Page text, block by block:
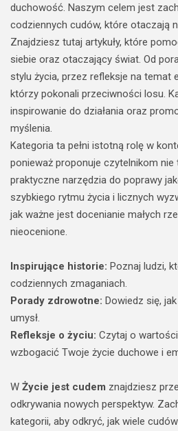
duchowość. Naszym celem jest
codziennych cudów, które otaczają
Znajdziesz tutaj artykuły, które
siebie oraz otaczający świat. Od
stylu życia, przez refleksje na temat
którzy pokonali przeciwności losu.
inspirowanie do działania oraz
myślenia.
Kategoria ta pełni istotną rolę w
ponieważ proponuje czytelnikom nie
praktyczne narzędzia do poprawy
szybkiego rytmu życia i licznych
jak ważne jest docenianie małych
nieocenione.
Inspirujące historie: Poznaj ludzi,
codziennych zmaganiach.
Porady zdrowotne: Dowiedz się,
umysł.
Refleksje o życiu: Czytaj o
wzbogacić Twoje życie duchowe i
W Życie jest cudem znajdziesz
odkrywania nowych perspektyw.
kategorii, aby odkryć, jak wiele